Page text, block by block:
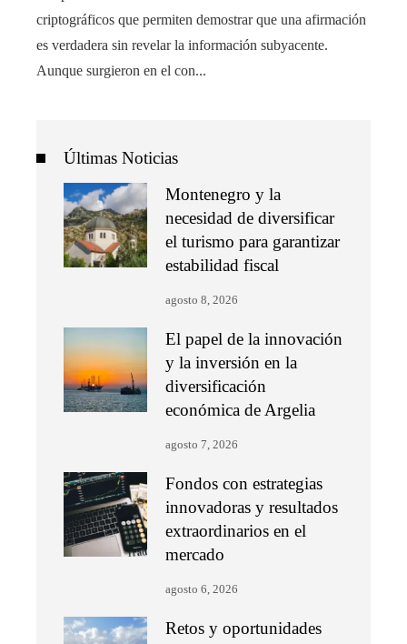
criptográficos que permiten demostrar que una afirmación
es verdadera sin revelar la información subyacente.
Aunque surgieron en el con...
Últimas Noticias
Montenegro y la
necesidad de diversificar
el turismo para garantizar
estabilidad fiscal
agosto 8, 2026
El papel de la innovación
y la inversión en la
diversificación
económica de Argelia
agosto 7, 2026
Fondos con estrategias
innovadoras y resultados
extraordinarios en el
mercado
agosto 6, 2026
Retos y oportunidades